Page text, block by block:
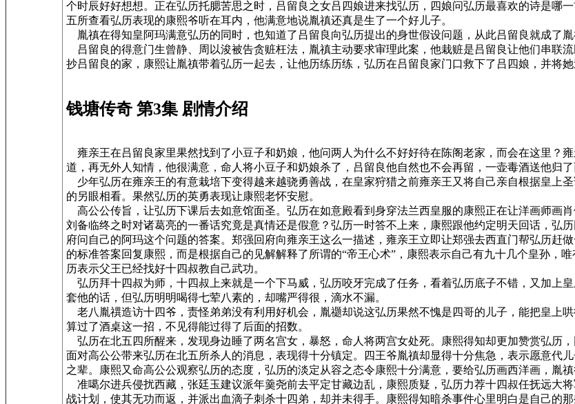
个时辰好好想想。正在弘历托腮苦思之时，吕留良之女吕四娘进来找弘历，四娘问弘历最喜欢的诗是哪
五所查看弘历表现的康熙爷听在耳内，他满意地说胤禛还真是生了一个好儿子。
胤禛在得知皇阿玛满意弘历的同时，也知道了吕留良向弘历提出的身世假设问题，从此吕留良就成了胤
吕留良的得意门生曾静、周以浚被告贪赃枉法，胤禛主动要求审理此案，他栽赃是吕留良让他们串联
抄吕留良的家，康熙让胤禛带着弘历一起去，让他历练历练，弘历在吕留良家门口救下了吕四娘，并将她
钱塘传奇 第3集 剧情介绍
雍亲王在吕留良家里果然找到了小豆子和奶娘，他问两人为什么不好好待在陈阁老家，而会在这里？
道，再无外人知情，他很满意，命人将小豆子和奶娘杀了，吕留良他自然也不会再留，一壶毒酒送他归了
少年弘历在雍亲王的有意栽培下变得越来越骁勇善战，在皇家狩猎之前雍亲王又将自己亲自根据皇上
的另眼相看。果然弘历的英勇表现让康熙老怀安慰。
高公公传旨，让弘历下课后去如意馆面圣。弘历在如意殿看到身穿法兰西皇服的康熙正在让洋画师画
刘备临终之时对诸葛亮的一番话究竟是真情还是假意？弘历一时答不上来，康熙跟他约定明天回话，弘
府问自己的阿玛这个问题的答案。郑强回府向雍亲王这么一描述，雍亲王立即让郑强去西直门帮弘历赶
的标准答案回复康熙，而是根据自己的见解解释了所谓的“帝王心术”，康熙表示自己有九十几个皇孙，
历表示父王已经找好十四叔教自己武功。
弘历拜十四叔为师，十四叔上来就是一个下马威，弘历咬牙完成了任务，看着弘历底子不错，又加上
套他的话，但弘历明明喝得七荤八素的，却嘴严得很，滴水不漏。
老八胤禩造访十四爷，责怪弟弟没有利用好机会，胤禵却说这弘历果然不愧是四哥的儿子，能把皇上
算过了酒桌这一招，不见得能过得了后面的招数。
弘历在北五四所醒来，发现身边睡了两名宫女，暴怒，命人将两宫女处死。康熙得知却更加赞赏弘历
面对高公公带来弘历在北五所杀人的消息，表现得十分镇定。四王爷胤禛却显得十分焦急，表示愿意代
之辈。康熙又命高公公观察弘历的态度，弘历的淡定从容之态令康熙十分满意，要给弘历画西洋画，胤禛
准噶尔进兵侵扰西藏，张廷玉建议派年羹尧前去平定甘藏边乱，康熙质疑，弘历力荐十四叔任抚远大
战计划，使其无功而返，并派出血滴子刺杀十四弟，却并未得手。康熙得知暗杀事件心里明白是自己的